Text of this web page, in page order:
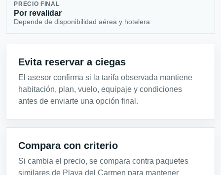
PRECIO FINAL
Por revalidar
Depende de disponibilidad aérea y hotelera
Evita reservar a ciegas
El asesor confirma si la tarifa observada mantiene
habitación, plan, vuelo, equipaje y condiciones
antes de enviarte una opción final.
Compara con criterio
Si cambia el precio, se compara contra paquetes
similares de Playa del Carmen para mantener